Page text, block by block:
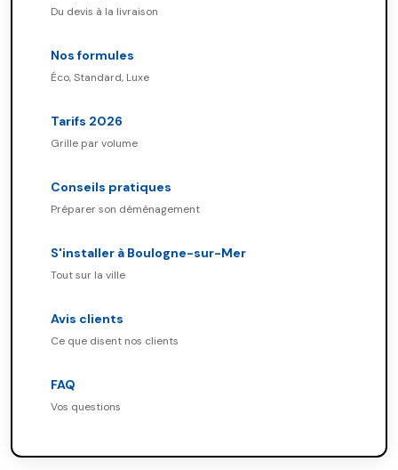
Du devis à la livraison
Nos formules
Éco, Standard, Luxe
Tarifs 2026
Grille par volume
Conseils pratiques
Préparer son déménagement
S'installer à Boulogne-sur-Mer
Tout sur la ville
Avis clients
Ce que disent nos clients
FAQ
Vos questions